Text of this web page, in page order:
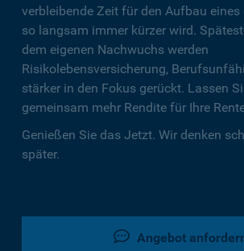
verbleibende Zeit für den Aufbau
so langsam immer kürzer wird.
dem eigenen Nachwuchs werden
Risikolebensversicherung,
stärker in den Fokus gerückt. Lassen
gemeinsam mehr Rendite für Ihre
Genießen Sie das Jetzt. Wir denken
später.
Angebot